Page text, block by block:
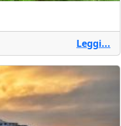
Leggi...